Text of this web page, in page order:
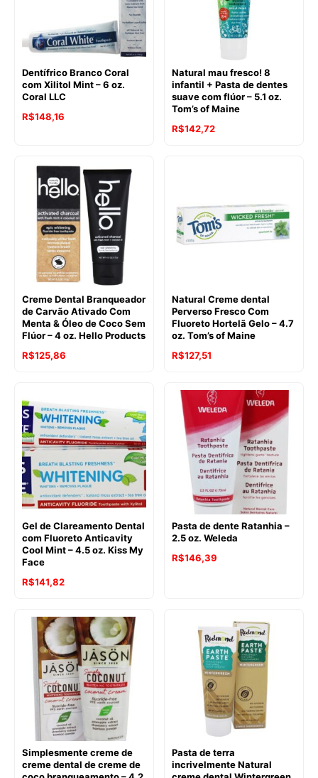
Dentífrico Branco Coral
com Xilitol Mint – 6 oz.
Coral LLC
R$148,16
Natural mau fresco! 8
infantil + Pasta de dentes
suave com flúor – 5.1 oz.
Tom’s of Maine
R$142,72
Creme Dental Branqueador
de Carvão Ativado Com
Menta & Óleo de Coco Sem
Flúor – 4 oz. Hello Products
O
era:
R$154,32.
R$125,86
é:
R$125,86.
Natural Creme dental
Perverso Fresco Com
Fluoreto Hortelã Gelo – 4.7
oz. Tom’s of Maine
O
original
era:
R$153,86.
R$127,51
atual
é:
R$127,51.
Gel de Clareamento Dental
com Fluoreto Anticavity
Cool Mint – 4.5 oz. Kiss My
Face
R$141,82
Pasta de dente Ratanhia –
2.5 oz. Weleda
R$146,39
Simplesmente creme de
creme dental de creme de
Pasta de terra
incrivelmente Natural